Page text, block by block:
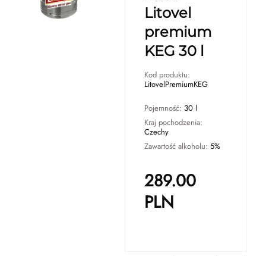
Litovel
premium
KEG 30 l
Kod produktu:
LitovelPremiumKEG
Pojemność: 30 l
Kraj pochodzenia:
Czechy
Zawartość alkoholu: 5%
289.00
PLN